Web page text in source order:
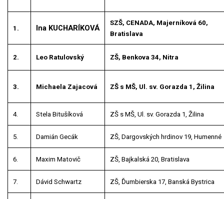
1. Ina KUCHARÍKOVÁ
SZŠ, CENADA, Majerníková 60,
Bratislava
2. Leo Ratulovský ZŠ, Benkova 34, Nitra
3. Michaela Zajacová ZŠ s MŠ, Ul. sv. Gorazda 1, Žilina
4. Stela Bitušíková ZŠ s MŠ, Ul. sv. Gorazda 1, Žilina
5. Damián Gecák ZŠ, Dargovských hrdinov 19, Humenné
6. Maxim Matovič ZŠ, Bajkalská 20, Bratislava
7. Dávid Schwartz ZŠ, Ďumbierska 17, Banská Bystrica